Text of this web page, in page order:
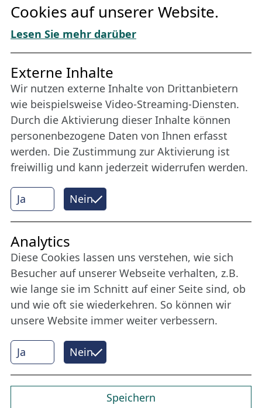
AGBs
Download „Nordic Tango“
Freundes­kreis
Bleiben Sie uns das ganze Jahr über verbunden:
Werden Sie Freund der Nordischen Filmtage
Lübeck.
Mehr erfahren
Internet Partner
© 2026 Nordische Filmtage Lübeck
CONVOTIS Lübeck GmbH
Cookies auf unserer Website.
Lesen Sie mehr darüber
Ja Nein
Externe Inhalte
Wir nutzen externe Inhalte von Drittanbietern
wie beispielsweise Video-Streaming-Diensten.
Durch die Aktivierung dieser Inhalte können
personenbezogene Daten von Ihnen erfasst
werden. Die Zustimmung zur Aktivierung ist
freiwillig und kann jederzeit widerrufen werden.
Ja Nein
Analytics
Diese Cookies lassen uns verstehen, wie sich
Besucher auf unserer Webseite verhalten, z.B.
wie lange sie im Schnitt auf einer Seite sind, ob
und wie oft sie wiederkehren. So können wir
unsere Website immer weiter verbessern.
Speichern